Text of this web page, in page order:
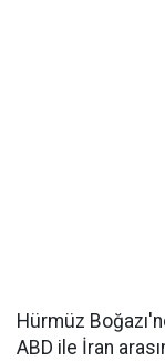
Hürmüz
ABD ile İran